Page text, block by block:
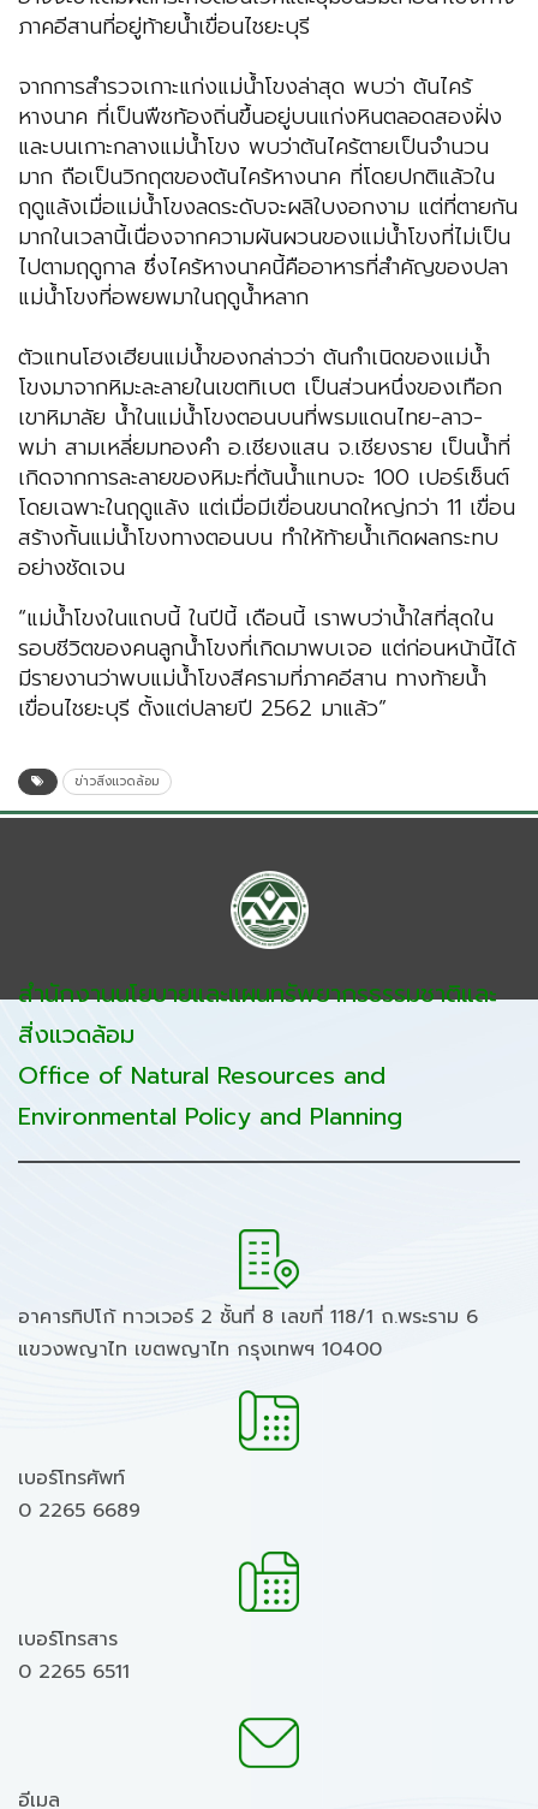
ภาคอีสานที่อยู่ท้ายน้ำเขื่อนไชยะบุรี
จากการสำรวจเกาะแก่งแม่น้ำโขงล่าสุด พบว่า ต้นไคร้
หางนาค ที่เป็นพืชท้องถิ่นขึ้นอยู่บนแก่งหินตลอดสองฝั่ง
และบนเกาะกลางแม่น้ำโขง พบว่าต้นไคร้ตายเป็นจำนวน
มาก ถือเป็นวิกฤตของต้นไคร้หางนาค ที่โดยปกติแล้วใน
ฤดูแล้งเมื่อแม่น้ำโขงลดระดับจะผลิใบงอกงาม แต่ที่ตายกัน
มากในเวลานี้เนื่องจากความผันผวนของแม่น้ำโขงที่ไม่เป็น
ไปตามฤดูกาล ซึ่งไคร้หางนาคนี้คืออาหารที่สำคัญของปลา
แม่น้ำโขงที่อพยพมาในฤดูน้ำหลาก
ตัวแทนโฮงเฮียนแม่น้ำของกล่าวว่า ต้นกำเนิดของแม่น้ำ
โขงมาจากหิมะละลายในเขตทิเบต เป็นส่วนหนึ่งของเทือก
เขาหิมาลัย น้ำในแม่น้ำโขงตอนบนที่พรมแดนไทย-ลาว-
พม่า สามเหลี่ยมทองคำ อ.เชียงแสน จ.เชียงราย เป็นน้ำที่
เกิดจากการละลายของหิมะที่ต้นน้ำแทบจะ 100 เปอร์เซ็นต์
โดยเฉพาะในฤดูแล้ง แต่เมื่อมีเขื่อนขนาดใหญ่กว่า 11 เขื่อน
สร้างกั้นแม่น้ำโขงทางตอนบน ทำให้ท้ายน้ำเกิดผลกระทบ
อย่างชัดเจน
“แม่น้ำโขงในแถบนี้ ในปีนี้ เดือนนี้ เราพบว่าน้ำใสที่สุดใน
รอบชีวิตของคนลูกน้ำโขงที่เกิดมาพบเจอ แต่ก่อนหน้านี้ได้
มีรายงานว่าพบแม่น้ำโขงสีครามที่ภาคอีสาน ทางท้ายน้ำ
เขื่อนไชยะบุรี ตั้งแต่ปลายปี 2562 มาแล้ว”
ข่าวสิ่งแวดล้อม
สำนักงานนโยบายและแผนทรัพยากรธรรมชาติและ
สิ่งแวดล้อม
Office of Natural Resources and
Environmental Policy and Planning
อาคารทิปโก้ ทาวเวอร์ 2 ชั้นที่ 8 เลขที่ 118/1 ถ.พระราม 6
แขวงพญาไท เขตพญาไท กรุงเทพฯ 10400
เบอร์โทรศัพท์
0 2265 6689
เบอร์โทรสาร
0 2265 6511
อีเมล